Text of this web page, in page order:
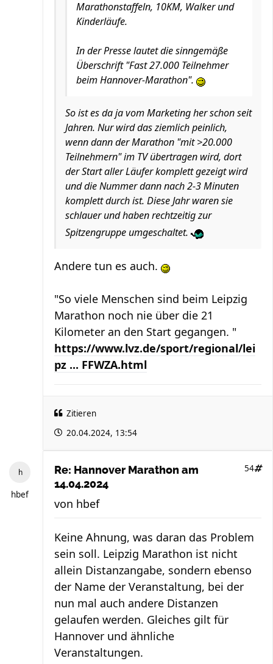
Marathonstaffeln, 10KM, Walker und
Kinderläufe.
In der Presse lautet die sinngemäße
Überschrift "Fast 27.000 Teilnehmer
beim Hannover-Marathon".
So ist es da ja vom Marketing her schon seit
Jahren. Nur wird das ziemlich peinlich,
wenn dann der Marathon "mit >20.000
Teilnehmern" im TV übertragen wird, dort
der Start aller Läufer komplett gezeigt wird
und die Nummer dann nach 2-3 Minuten
komplett durch ist. Diese Jahr waren sie
schlauer und haben rechtzeitig zur
Spitzengruppe umgeschaltet.
Andere tun es auch.
"So viele Menschen sind beim Leipzig
Marathon noch nie über die 21
Kilometer an den Start gegangen. "
https://www.lvz.de/sport/regional/lei
pz ... FFWZA.html
Zitieren
20.04.2024, 13:54
hbef
Re: Hannover Marathon am
14.04.2024
54
von hbef
Keine Ahnung, was daran das Problem
sein soll. Leipzig Marathon ist nicht
allein Distanzangabe, sondern ebenso
der Name der Veranstaltung, bei der
nun mal auch andere Distanzen
gelaufen werden. Gleiches gilt für
Hannover und ähnliche
Veranstaltungen.